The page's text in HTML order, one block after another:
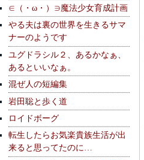
∈（・ω・）∋魔法少女育成計画
やる夫は裏の世界を生きるサマ
ナーのようです
ユグドラシル２、あるかなぁ、
あるといいなぁ。
混ぜ人の短編集
岩田聡と歩く道
ロイドボーグ
転生したらお気楽貴族生活が出
来ると思ってたのに…